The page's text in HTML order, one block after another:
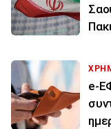
e-